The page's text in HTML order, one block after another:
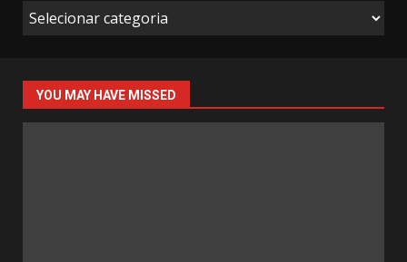
Jornada
Pública
YOU MAY HAVE MISSED